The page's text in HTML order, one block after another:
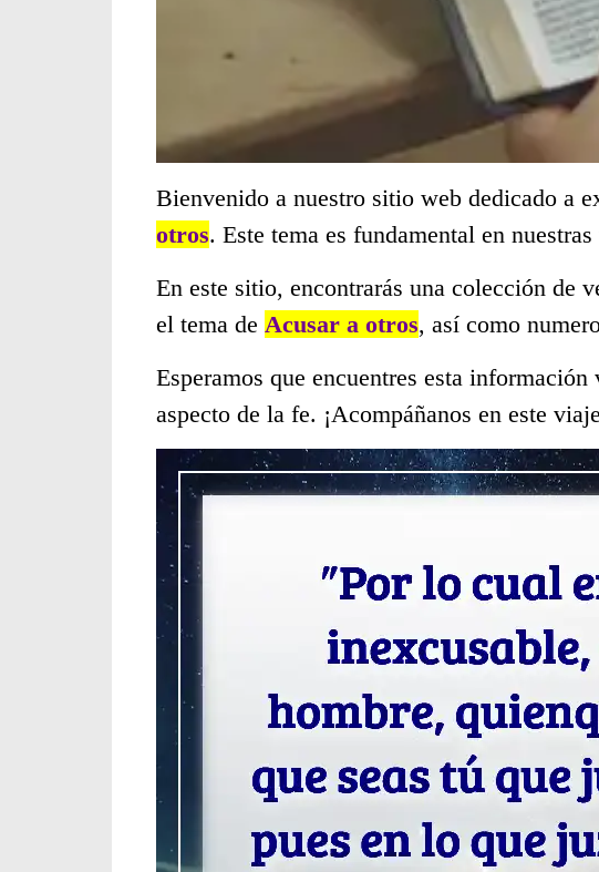
Bienvenido a nuestro sitio web dedicado a
otros. Este tema es fundamental en
En este sitio, encontrarás una colección de
el tema de Acusar a otros, así como
Esperamos que encuentres esta
aspecto de la fe. ¡Acompáñanos en este